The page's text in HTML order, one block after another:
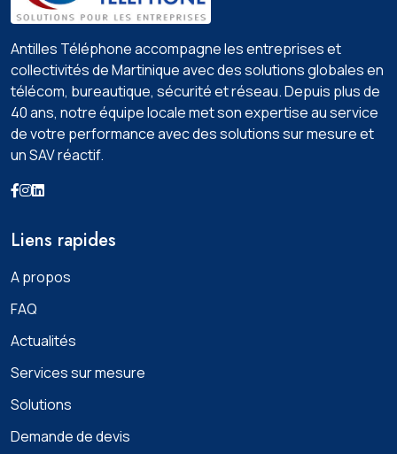
Antilles Téléphone accompagne les entreprises et
collectivités de Martinique avec des solutions globales en
télécom, bureautique, sécurité et réseau. Depuis plus de
40 ans, notre équipe locale met son expertise au service
de votre performance avec des solutions sur mesure et
un SAV réactif.
Liens rapides
A propos
FAQ
Actualités
Services sur mesure
Solutions
Demande de devis